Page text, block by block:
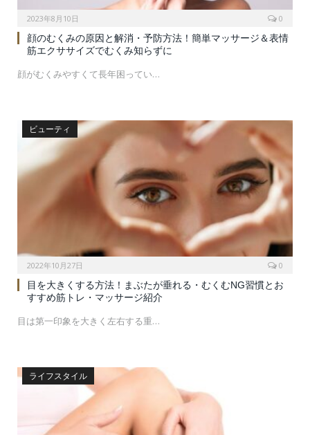
2023年8月10日 0
顔のむくみの原因と解消・予防方法！簡単マッサージ＆表情
筋エクササイズでむくみ知らずに
顔がむくみやすくて長年困ってい…
ビューティ
2022年10月27日 0
目を大きくする方法！まぶたが垂れる・むくむNG習慣とお
すすめ筋トレ・マッサージ紹介
目は第一印象を大きく左右する重…
ライフスタイル